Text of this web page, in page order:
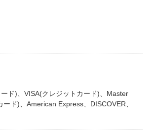
ド)、VISA(クレジットカード)、Master
ド)、American Express、DISCOVER、